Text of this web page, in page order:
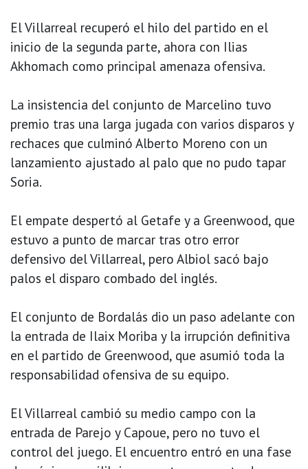
El Villarreal recuperó el hilo del partido en el
inicio de la segunda parte, ahora con Ilias
Akhomach como principal amenaza ofensiva.
La insistencia del conjunto de Marcelino tuvo
premio tras una larga jugada con varios disparos y
rechaces que culminó Alberto Moreno con un
lanzamiento ajustado al palo que no pudo tapar
Soria.
El empate despertó al Getafe y a Greenwood, que
estuvo a punto de marcar tras otro error
defensivo del Villarreal, pero Albiol sacó bajo
palos el disparo combado del inglés.
El conjunto de Bordalás dio un paso adelante con
la entrada de Ilaix Moriba y la irrupción definitiva
en el partido de Greenwood, que asumió toda la
responsabilidad ofensiva de su equipo.
El Villarreal cambió su medio campo con la
entrada de Parejo y Capoue, pero no tuvo el
control del juego. El encuentro entró en una fase